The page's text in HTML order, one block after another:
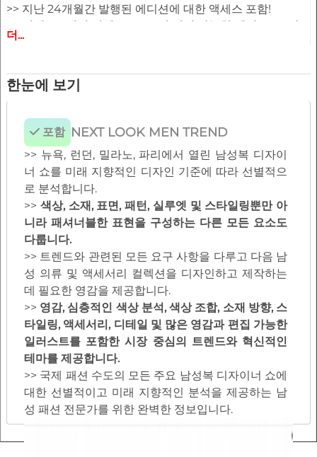
>> 지난 24개월간 발행된 에디션에 대한 액세스 포함!
트워크 다운로드 선택 가능
더...
한눈에 보기
포함 NEXT LOOK MEN TREND
>> 뉴욕, 런던, 밀라노, 파리에서 열린 남성복 디자이
너 쇼를 미래 지향적인 디자인 기준에 따라 선별적으
로 분석합니다.
>> 색상, 소재, 표면, 패턴, 실루엣 및 스타일링뿐만 아
니라 패셔너블한 표현을 구성하는 다른 모든 요소도
다룹니다.
>> 트렌드와 관련된 모든 요구 사항을 다루고 다음 남
성 의류 및 액세서리 컬렉션을 디자인하고 제작하는
데 필요한 영감을 제공합니다.
>> 영감, 심층적인 색상 분석, 색상 조합, 소재 방향, 스
타일링, 액세서리, 디테일 및 많은 영감과 편집 가능한
일러스트를 포함한 시장 중심의 트렌드와 혁신적인
테마를 제공합니다.
>> 국제 패션 수도의 모든 주요 남성복 디자이너 쇼에
대한 선별적이고 미래 지향적인 분석을 제공하는 남
성 패션 전문가를 위한 완벽한 정보입니다.